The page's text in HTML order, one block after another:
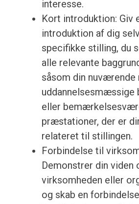
interesse.
Kort introduktion: Giv
introduktion af dig
specifikke stilling, du
alle relevante
såsom din nuværende
uddannelsesmæssige
eller
præstationer, der er
relateret til stillingen.
Forbindelse til
Demonstrer din viden
virksomheden eller
og skab en